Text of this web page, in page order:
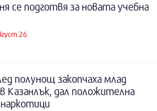
се подготвя за новата учебна
26
полунощ закопчаха млад
Казанлък, дал положителна